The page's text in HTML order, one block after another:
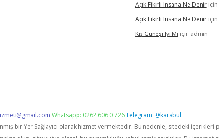
Açık Fikirli Insana Ne Deniriçin
Açık Fikirli Insana Ne Deniriçin
Kış Güneşi Iyi Mi için admin
Whatsapp: 0262 606 0 726Telegram: @karabul
bir Yer Sağlayıcı olarak hizmet vermektedir. Bu nedenle, sitedeki